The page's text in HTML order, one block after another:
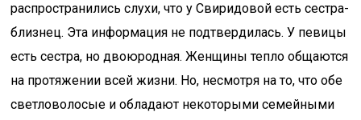
распространились слухи, что у Свиридовой есть сестра-
близнец. Эта информация не подтвердилась. У певицы
есть сестра, но двоюродная. Женщины тепло общаются
на протяжении всей жизни. Но, несмотря на то, что обе
светловолосые и обладают некоторыми семейными